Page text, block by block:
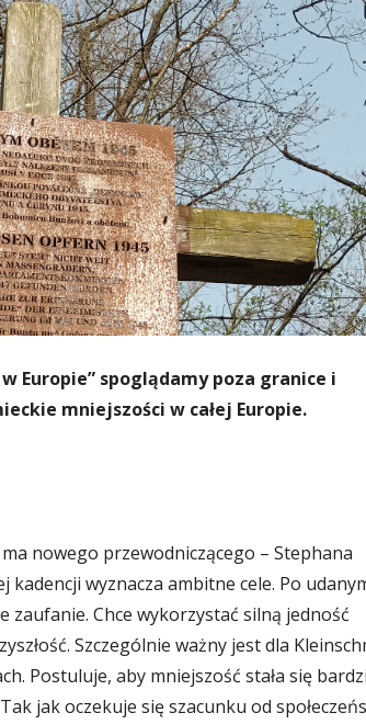
Europie” spoglądamy poza granice i
mniejszości w całej Europie.
nowego przewodniczącego – Stephana
wyznacza ambitne cele. Po
zaufanie. Chce wykorzystać silną jedność
Szczególnie ważny jest dla
Postuluje, aby mniejszość stała się
jak oczekuje się szacunku od